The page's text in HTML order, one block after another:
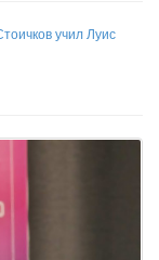
учил Луис